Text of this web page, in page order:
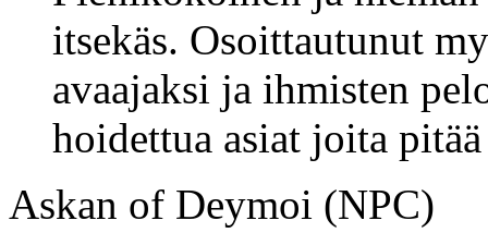
itsekäs. Osoittautunut
avaajaksi ja ihmisten
hoidettua asiat joita
Askan of Deymoi (NPC)